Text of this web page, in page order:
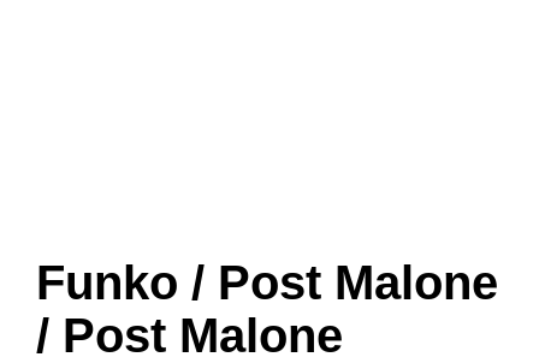
Funko / Post Malone
/ Post Malone